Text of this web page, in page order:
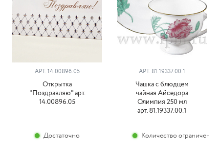
АРТ. 14.00896.05
Открытка
"Поздравляю" арт.
14.00896.05
Достаточно
АРТ. 81.19337.00.1
Чашка с блюдцем
чайная Айседора
Олимпия 250 мл
арт. 81.19337.00.1
Количество ограничено